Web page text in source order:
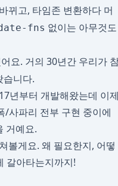
뀌고, 타임존 변환하다 머
fns 없이는 아무것도
요. 거의 30년간 우리가
습니다.
년부터 개발해왔는데 이
/사파리 전부 구현 중이에
거예요.
볼게요. 왜 필요한지, 어떻
갈아타는지까지!